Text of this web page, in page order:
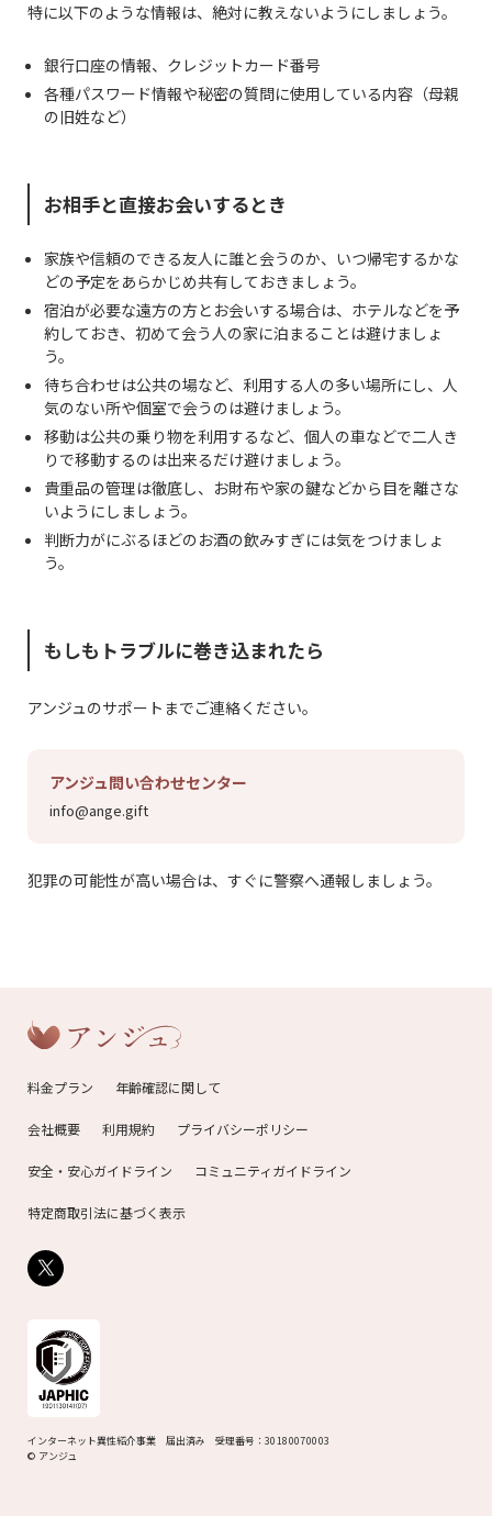
特に以下のような情報は、絶対に教えないようにしましょう。
銀行口座の情報、クレジットカード番号
各種パスワード情報や秘密の質問に使用している内容（母親
の旧姓など）
お相手と直接お会いするとき
家族や信頼のできる友人に誰と会うのか、いつ帰宅するかな
どの予定をあらかじめ共有しておきましょう。
宿泊が必要な遠方の方とお会いする場合は、ホテルなどを予
約しておき、初めて会う人の家に泊まることは避けましょ
う。
待ち合わせは公共の場など、利用する人の多い場所にし、人
気のない所や個室で会うのは避けましょう。
移動は公共の乗り物を利用するなど、個人の車などで二人き
りで移動するのは出来るだけ避けましょう。
貴重品の管理は徹底し、お財布や家の鍵などから目を離さな
いようにしましょう。
判断力がにぶるほどのお酒の飲みすぎには気をつけましょ
う。
もしもトラブルに巻き込まれたら
アンジュのサポートまでご連絡ください。
アンジュ問い合わせセンター
info@ange.gift
犯罪の可能性が高い場合は、すぐに警察へ通報しましょう。
料金プラン 年齢確認に関して
会社概要 利用規約 プライバシーポリシー
安全・安心ガイドライン コミュニティガイドライン
特定商取引法に基づく表示
インターネット異性紹介事業 届出済み 受理番号：30180070003
© アンジュ